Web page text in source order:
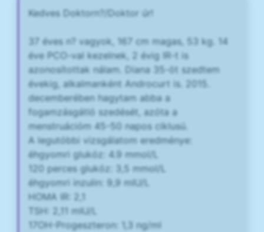
Kedves Doktorn?/Doktor úr!
37 éves n? vagyok, 167 cm magas, 53 kg. 14
éve PCO-val kezelnek, 2 évig IR-t is
azonosítottak nálam. Diana 35-öt szedtem
évekig, alkalmanként Androcurt is. 2015.
decemberében hagytam abba a
fogamzásgátló szedését, azóta a
menstruációm 45-50 napos ciklusú.
A legutóbbi vizsgálatom eredménye:
éhgyomri glukóz: 4.9 mmol/L
120 perces glukóz: 3,5 mmol/L
éhgyomri inzulin: 9,9 mIU/L
HOMA IR: 2,1
TSH: 2,11 mIU/L
17OH-Progeszteron: 1,3 ng/ml